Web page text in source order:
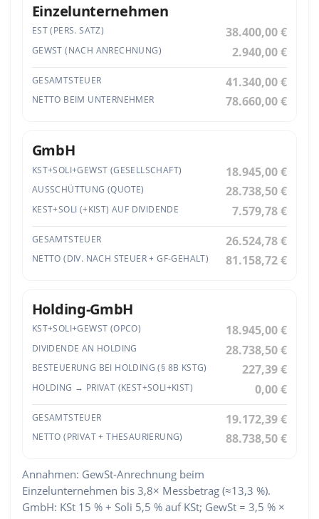
Einzelunternehmen
EST (PERS. SATZ) 38.400,00 €
GEWST (NACH ANRECHNUNG) 2.940,00 €
GESAMTSTEUER 41.340,00 €
NETTO BEIM UNTERNEHMER 78.660,00 €
GmbH
KST+SOLI+GEWST (GESELLSCHAFT) 18.945,00 €
AUSSCHÜTTUNG (QUOTE) 28.738,50 €
KEST+SOLI (+KIST) AUF DIVIDENDE 7.579,78 €
GESAMTSTEUER 26.524,78 €
NETTO (DIV. NACH STEUER + GF-GEHALT) 81.158,72 €
Holding-GmbH
KST+SOLI+GEWST (OPCO) 18.945,00 €
DIVIDENDE AN HOLDING 28.738,50 €
BESTEUERUNG BEI HOLDING (§ 8B KSTG) 227,39 €
HOLDING → PRIVAT (KEST+SOLI+KIST) 0,00 €
GESAMTSTEUER 19.172,39 €
NETTO (PRIVAT + THESAURIERUNG) 88.738,50 €
Annahmen: GewSt-Anrechnung beim
Einzelunternehmen bis 3,8× Messbetrag (≈13,3 %).
GmbH: KSt 15 % + Soli 5,5 % auf KSt; GewSt = 3,5 % ×